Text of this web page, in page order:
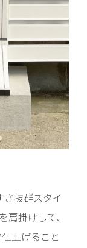
抜群スタイ
掛けして、
上げること